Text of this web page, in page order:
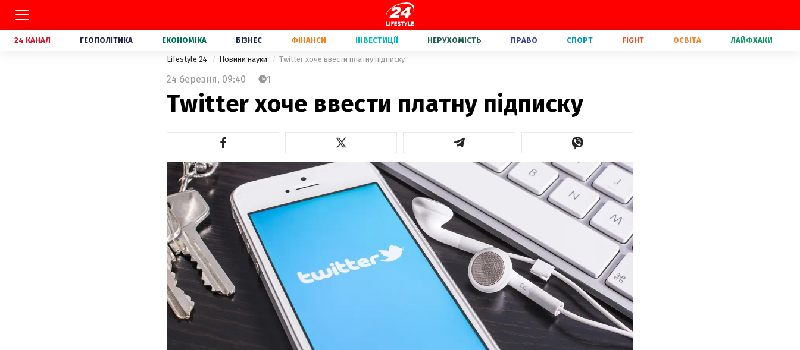
24 КАНАЛ ГЕОПОЛІТИКА ЕКОНОМІКА БІЗНЕС ФІНАНСИ ІНВЕСТИЦІЇ НЕРУХОМІСТЬ ПРАВО СПОРТ FIGHT ОСВІТА ЛАЙФХАКИ
Lifestyle 24 Новини науки Twitter хоче ввести платну підписку
24 березня, 09:40 1
Twitter хоче ввести платну підписку